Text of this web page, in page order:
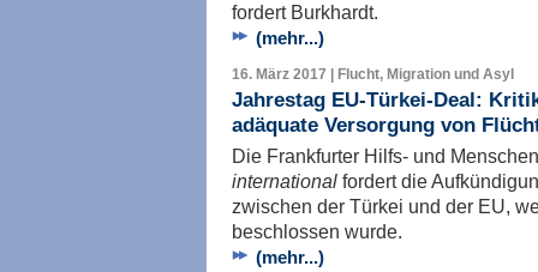
fordert Burkhardt.
(mehr...)
16. März 2017 | Flucht, Migration und Asyl
Jahrestag EU-Türkei-Deal:
adäquate Versorgung von
Die Frankfurter Hilfs- und
international fordert die
zwischen der Türkei und der EU,
beschlossen wurde.
(mehr...)